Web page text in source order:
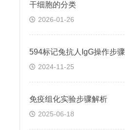
干细胞的分类
2026-01-26
594标记兔抗人IgG操作步骤
2024-11-25
免疫组化实验步骤解析
2025-06-18